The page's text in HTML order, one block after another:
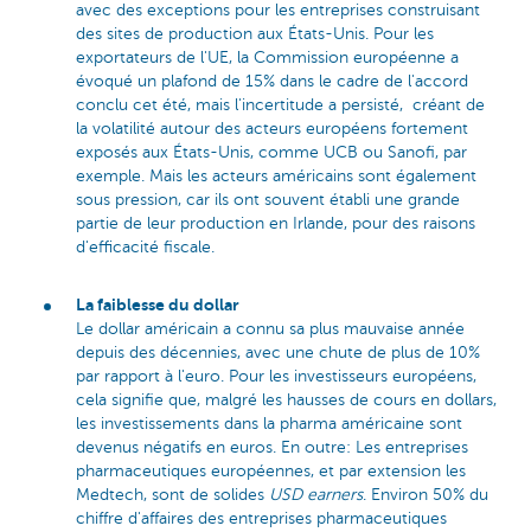
avec des exceptions pour les entreprises construisant
des sites de production aux États-Unis. Pour les
exportateurs de l'UE, la Commission européenne a
évoqué un plafond de 15% dans le cadre de l'accord
conclu cet été, mais l'incertitude a persisté, créant de
la volatilité autour des acteurs européens fortement
exposés aux États-Unis, comme UCB ou Sanofi, par
exemple. Mais les acteurs américains sont également
sous pression, car ils ont souvent établi une grande
partie de leur production en Irlande, pour des raisons
d'efficacité fiscale.
La faiblesse du dollar
Le dollar américain a connu sa plus mauvaise année
depuis des décennies, avec une chute de plus de 10%
par rapport à l'euro. Pour les investisseurs européens,
cela signifie que, malgré les hausses de cours en dollars,
les investissements dans la pharma américaine sont
devenus négatifs en euros. En outre: Les entreprises
pharmaceutiques européennes, et par extension les
Medtech, sont de solides USD earners. Environ 50% du
chiffre d'affaires des entreprises pharmaceutiques